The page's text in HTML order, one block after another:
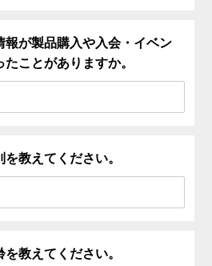
報が製品購入や入会・イベン
たことがありますか。
教えてください。
教えてください。